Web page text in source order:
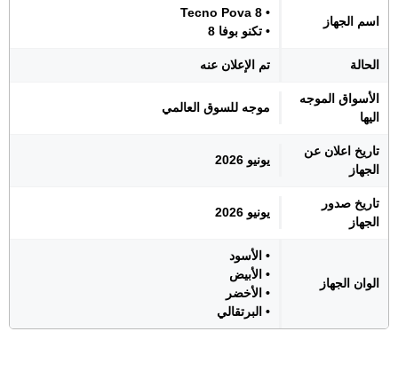
اسم الجهاز
• Tecno Pova 8
• تكنو بوفا 8
الحالة تم الإعلان عنه
الأسواق الموجه
اليها
موجه للسوق العالمي
تاريخ اعلان عن
الجهاز
يونيو 2026
تاريخ صدور
الجهاز
يونيو 2026
الوان الجهاز
• الأسود
• الأبيض
• الأخضر
• البرتقالي